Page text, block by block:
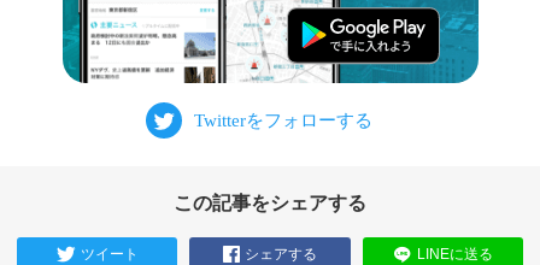
この記事をシェアする
ツイート シェアする LINEに送る